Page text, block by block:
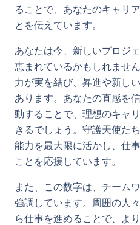
ることで、あなたのキャリ
とを伝えています。
あなたは今、新しいプロジ
恵まれているかもしれませ
力が実を結び、昇進や新し
あります。あなたの直感を
動することで、理想のキャ
きるでしょう。守護天使た
能力を最大限に活かし、仕
ことを応援しています。
また、この数字は、チーム
強調しています。周囲の人
ら仕事を進めることで、よ